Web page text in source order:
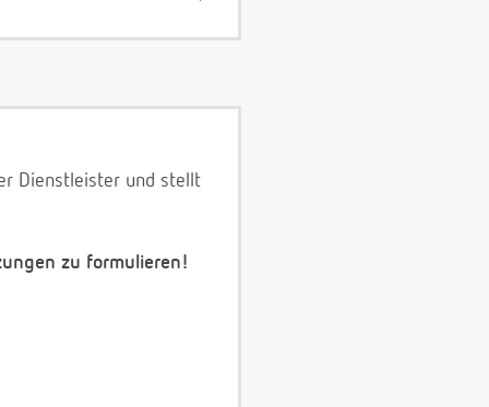
Dienstleister und stellt
zu formulieren!